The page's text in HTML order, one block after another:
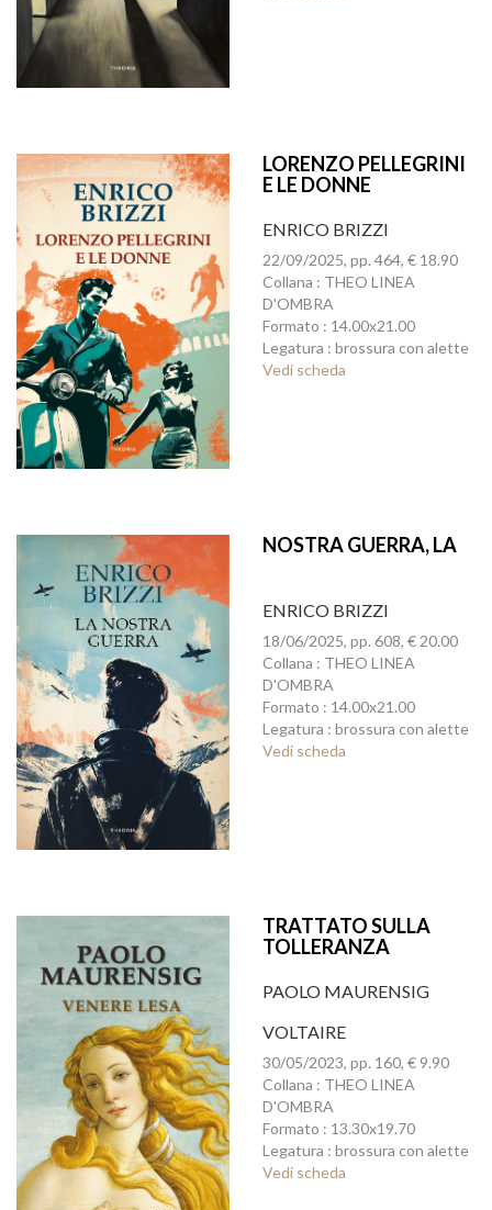
LORENZO PELLEGRINI
E LE DONNE
ENRICO BRIZZI
22/09/2025, pp. 464, € 18.90
Collana : THEO LINEA
D'OMBRA
Formato : 14.00x21.00
Legatura : brossura con alette
Vedi scheda
NOSTRA GUERRA, LA
ENRICO BRIZZI
18/06/2025, pp. 608, € 20.00
Collana : THEO LINEA
D'OMBRA
Formato : 14.00x21.00
Legatura : brossura con alette
Vedi scheda
TRATTATO SULLA
TOLLERANZA
PAOLO MAURENSIG
VOLTAIRE
30/05/2023, pp. 160, € 9.90
Collana : THEO LINEA
D'OMBRA
Formato : 13.30x19.70
Legatura : brossura con alette
Vedi scheda